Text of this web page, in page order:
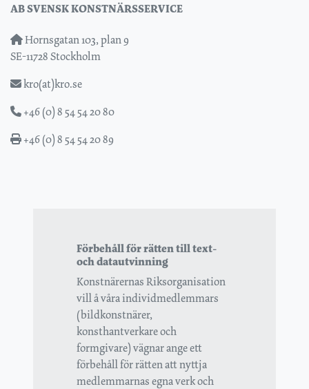
AB SVENSK KONSTNÄRSSERVICE
Hornsgatan 103, plan 9
SE-11728 Stockholm
kro(at)kro.se
+46 (0) 8 54 54 20 80
+46 (0) 8 54 54 20 89
Förbehåll för rätten till text-
och datautvinning
Konstnärernas Riksorganisation
vill å våra individmedlemmars
(bildkonstnärer,
konsthantverkare och
formgivare) vägnar ange ett
förbehåll för rätten att nyttja
medlemmarnas egna verk och